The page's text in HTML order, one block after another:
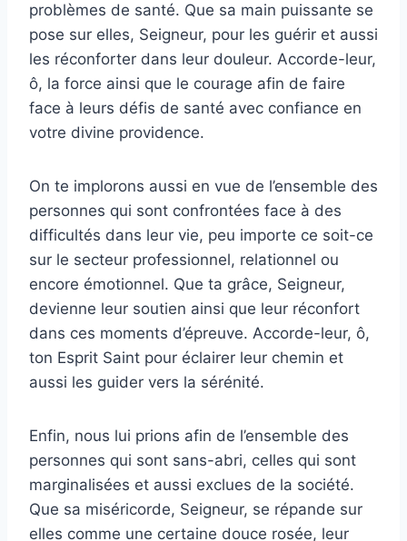
problèmes de santé. Que sa main puissante se
pose sur elles, Seigneur, pour les guérir et aussi
les réconforter dans leur douleur. Accorde-leur,
ô, la force ainsi que le courage afin de faire
face à leurs défis de santé avec confiance en
votre divine providence.
On te implorons aussi en vue de l’ensemble des
personnes qui sont confrontées face à des
difficultés dans leur vie, peu importe ce soit-ce
sur le secteur professionnel, relationnel ou
encore émotionnel. Que ta grâce, Seigneur,
devienne leur soutien ainsi que leur réconfort
dans ces moments d’épreuve. Accorde-leur, ô,
ton Esprit Saint pour éclairer leur chemin et
aussi les guider vers la sérénité.
Enfin, nous lui prions afin de l’ensemble des
personnes qui sont sans-abri, celles qui sont
marginalisées et aussi exclues de la société.
Que sa miséricorde, Seigneur, se répande sur
elles comme une certaine douce rosée, leur